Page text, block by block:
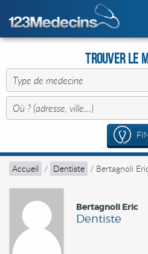
Trouver le
Accueil / Dentiste / Bertagnoli
Bertagnoli Eric
Dentiste